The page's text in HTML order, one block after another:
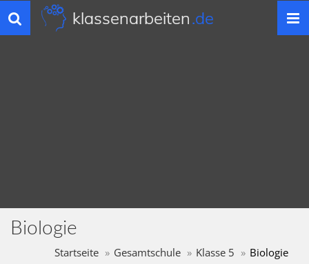
Toggle
navigation
klassenarbeiten.de
Biologie
Startseite Gesamtschule Klasse 5 Biologie